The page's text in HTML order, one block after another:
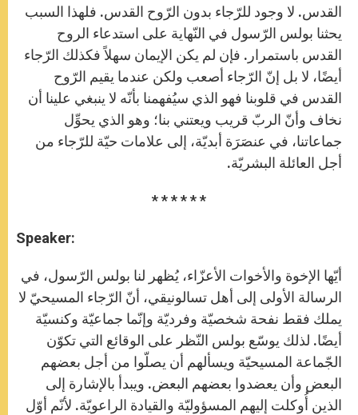
القدس. لا وجود للرّجاء بدون الرّوح القدس. فلهذا السبب
يحثنا بولس الرّسول في النّهاية على استدعاء الروح
القدس باستمرار. فإن لم يكن الإيمان سهلاً فكذلك الرّجاء
أيضًا، لا بل إنّ الرّجاء أصعب ولكن عندما يقيم الرّوح
القدس في قلوبنا فهو الذي سيُفهمنا بأنّه لا ينبغي علينا أن
نخاف وأنّ الربّ قريب ويعتني بنا؛ وهو الذي يحوِّل
جماعاتنا، في عنصَرَة أبديّة، إلى علامات حيّة للرّجاء من
أجل العائلة البشريّة.
* * * * * *
Speaker:
أيّها الإخوة والأخوات الأعزّاء، يُظهر لنا بولس الرّسول، في
الرسالة الأولى إلى أهل تسالونيقي، أنّ الرّجاء المسيحيّ لا
يملك فقط نفحة شخصيّة وفرديّة وإنّما جماعيّة وكنسيّة
أيضًا. لذلك يوسّع بولس النّظر على الوقائع التي تكوّن
الجّماعة المسيحيّة ويسألهم أن يصلّوا من أجل بعضهم
البعض وأن يعضدوا بعضهم البعض. ويبدأ بالإشارة إلى
الذين أُوكلت إليهم المسؤوليّة والقيادة الراعويّة. لأنّم أوّل